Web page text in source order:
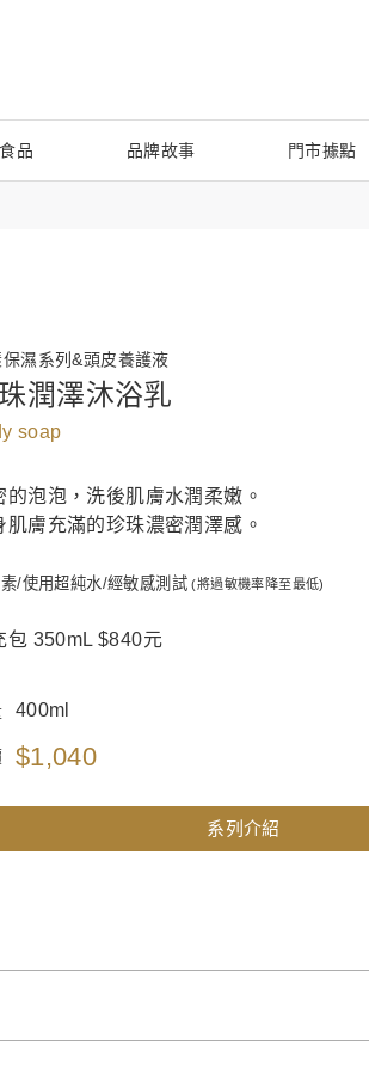
品 品牌故事 門市據點
保濕系列&頭皮養護液
潤澤沐浴乳
soap
的泡泡，洗後肌膚水潤柔嫩。
肌膚充滿的珍珠濃密潤澤感。
/使用超純水/經敏感測試 (將過敏機率降至最低)
包 350mL $840元
400ml
$1,040
系列介紹